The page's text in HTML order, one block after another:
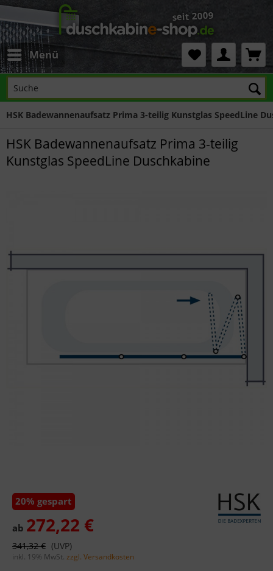
Menü
HSK Badewannenaufsatz Prima 3-teilig Kunstglas SpeedLine
HSK Badewannenaufsatz Prima 3-teilig
Kunstglas SpeedLine Duschkabine
20% gespart
ab 272,22 €
341,32 €
inkl. 19% MwSt. zzgl. Versandkosten